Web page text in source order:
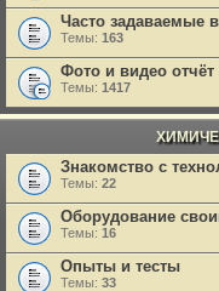
Часто задаваемые
Темы: 163
Фото и видео отчёт
Темы: 1417
Знакомство с
Темы: 22
Оборудование
Темы: 16
Опыты и тесты
Темы: 33